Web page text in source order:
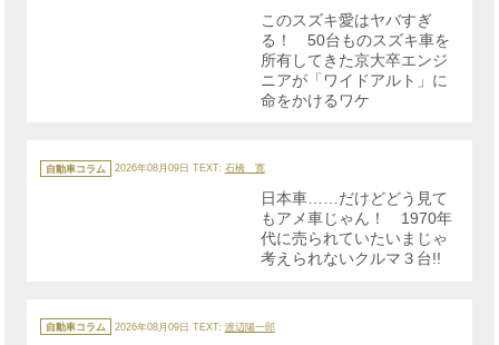
このスズキ愛はヤバすぎ
る！ 50台ものスズキ車を
所有してきた京大卒エンジ
ニアが「ワイドアルト」に
命をかけるワケ
テ
ゴ
自動車コラム 2026年08月09日 TEXT: 石橋 寛
日本車……だけどどう見て
もアメ車じゃん！ 1970年
代に売られていたいまじゃ
考えられないクルマ３台!!
テ
ゴ
自動車コラム 2026年08月09日 TEXT: 渡辺陽一郎